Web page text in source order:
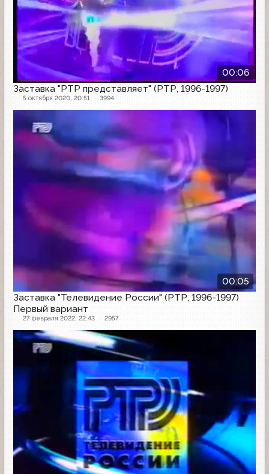
00:06
Заставка "РТР представляет" (РТР, 1996-1997)
5 октября 2020, 20:51 3994
00:05
Заставка "Телевидение России" (РТР, 1996-1997)
Первый вариант
27 февраля 2022, 22:43 2957
Заставка